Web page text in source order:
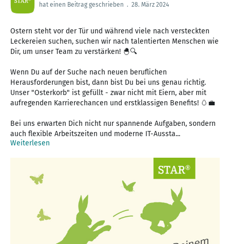
hat einen Beitrag geschrieben . 28. März 2024
Ostern steht vor der Tür und während viele nach versteckten
Leckereien suchen, suchen wir nach talentierten Menschen wie
Dir, um unser Team zu verstärken! 🐣🔍
Wenn Du auf der Suche nach neuen beruflichen
Herausforderungen bist, dann bist Du bei uns genau richtig.
Unser "Osterkorb" ist gefüllt - zwar nicht mit Eiern, aber mit
aufregenden Karrierechancen und erstklassigen Benefits! 🥚💼
Bei uns erwarten Dich nicht nur spannende Aufgaben, sondern
auch flexible Arbeitszeiten und moderne IT-Aussta...
Weiterlesen